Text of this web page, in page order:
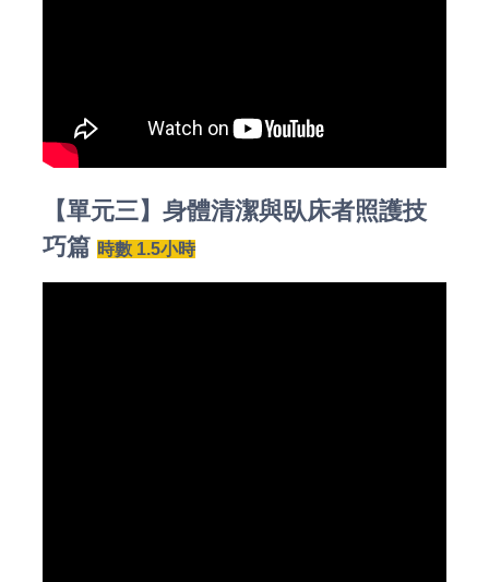
【單元三】身體清潔與臥床者照護技
巧篇 時數 1.5小時